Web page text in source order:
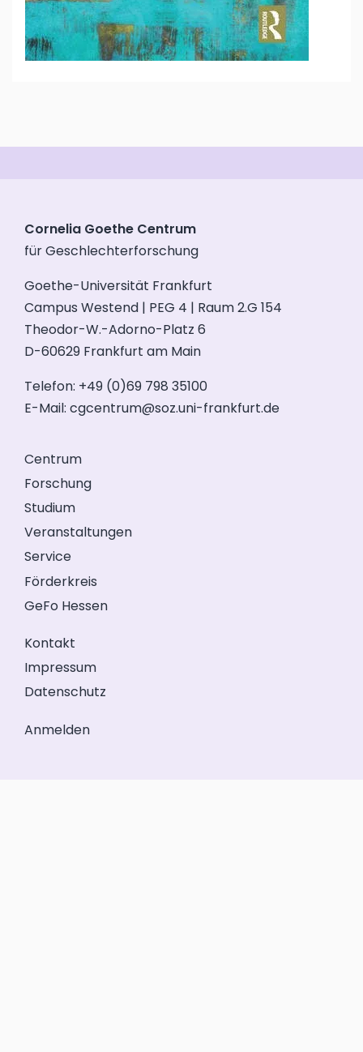
Cornelia Goethe Centrum
für Geschlechterforschung
Goethe-Universität Frankfurt
Campus Westend | PEG 4 | Raum 2.G 154
Theodor-W.-Adorno-Platz 6
D-60629 Frankfurt am Main
Telefon: +49 (0)69 798 35100
E-Mail: cgcentrum@soz.uni-frankfurt.de
Centrum
Forschung
Studium
Veranstaltungen
Service
Förderkreis
GeFo Hessen
Kontakt
Impressum
Datenschutz
Anmelden